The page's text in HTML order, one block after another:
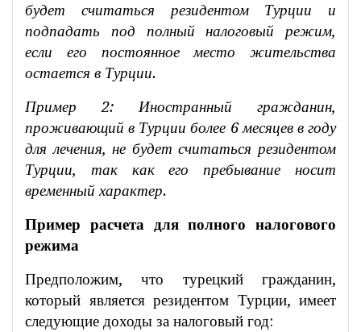
будет считаться резидентом Турции и
подпадать под полный налоговый режим,
если его постоянное место жительства
остается в Турции.
Пример 2: Иностранный гражданин,
проживающий в Турции более 6 месяцев в году
для лечения, не будет считаться резидентом
Турции, так как его пребывание носит
временный характер.
Пример расчета для полного налогового
режима
Предположим, что турецкий гражданин,
который является резидентом Турции, имеет
следующие доходы за налоговый год: